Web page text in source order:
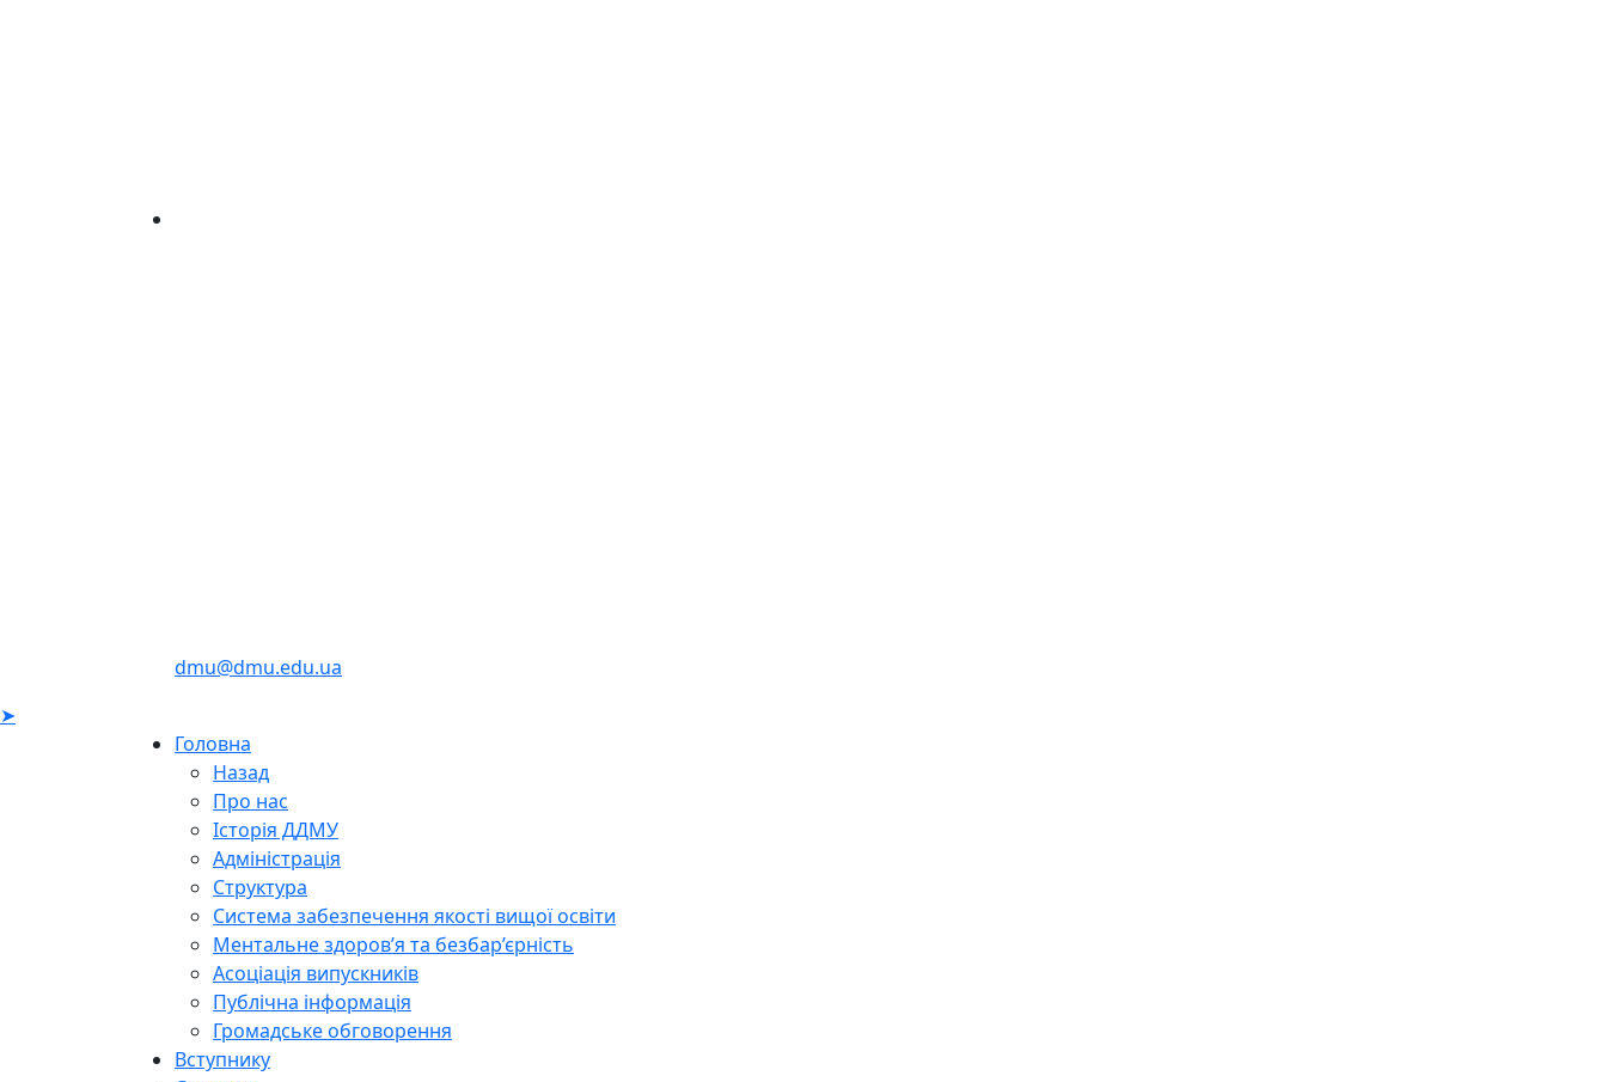
dmu@dmu.edu.ua
➤
Головна
Назад
Про нас
Історія ДДМУ
Адміністрація
Структура
Система забезпечення якості вищої освіти
Ментальне здоров’я та безбар’єрність
Асоціація випускників
Публічна інформація
Громадське обговорення
Вступнику